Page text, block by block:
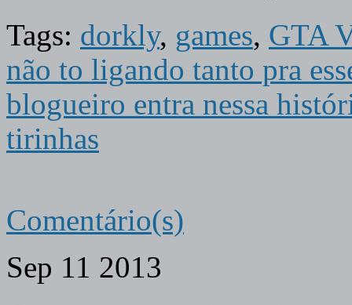
Tags: dorkly, games, GTA V
não to ligando tanto pra
blogueiro entra nessa
tirinhas
Comentário(s)
Sep 11 2013